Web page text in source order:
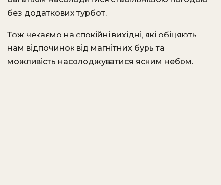
без додаткових турбот.
Тож чекаємо на спокійні вихідні, які обіцяють
нам відпочинок від магнітних бурь та
можливість насолоджуватися ясним небом.